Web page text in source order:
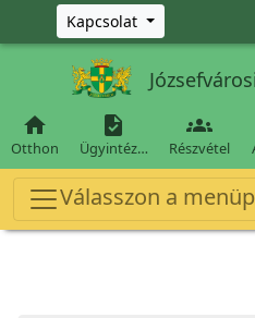
Ugrás a fő tartalomra
Kapcsolat

Otthon

Ügyintéz…

Részvétel
Válasszon a